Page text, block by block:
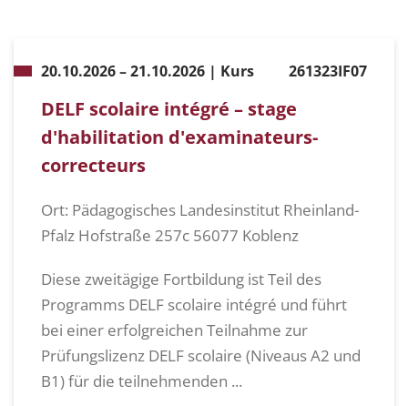
20.10.2026 – 21.10.2026 | Kurs 261323IF07
DELF scolaire intégré – stage
d'habilitation d'examinateurs-
correcteurs
Ort: Pädagogisches Landesinstitut Rheinland-
Pfalz Hofstraße 257c 56077 Koblenz
Diese zweitägige Fortbildung ist Teil des
Programms DELF scolaire intégré und führt
bei einer erfolgreichen Teilnahme zur
Prüfungslizenz DELF scolaire (Niveaus A2 und
B1) für die teilnehmenden ...